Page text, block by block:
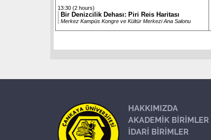
13:30 (2 hours)
Bir Denizcilik Dehası: Piri Reis Haritası
Merkez Kampüs Kongre ve Kültür Merkezi Ana Salonu
HAKKIMIZDA
AKADEMİK BİRİMLER
İDARİ BİRİMLER